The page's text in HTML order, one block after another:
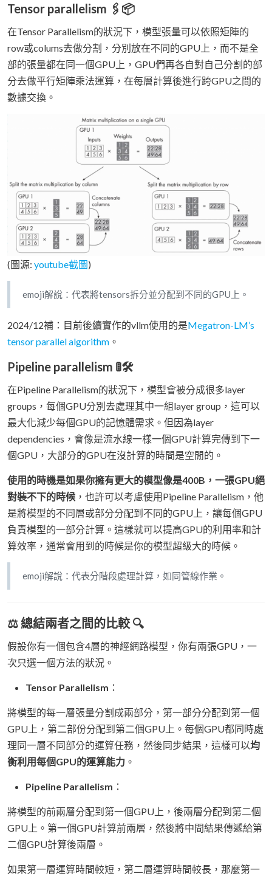
Tensor parallelism 🖇️📦
在Tensor Parallelism的狀況下，模型張量可以依照矩陣的
row或colums去做分割，分別放在不同的GPU上，而不是全
部的張量都在同一個GPU上，GPU們再各自對自己分割的部
分去做平行矩陣乘法運算，在每層計算後進行跨GPU之間的
數據交換。
(圖源: youtube截圖)
emoji解說：代表將tensors拆分並分配到不同的GPU上。
2024/12補：目前後續實作的vllm使用的是Megatron-LM’s
tensor parallel algorithm 。
Pipeline parallelism 🚦🛠️
在Pipeline Parallelism的狀況下，模型會被分成很多layer
groups，每個GPU分別去處理其中一組layer group，這可以
最大化減少每個GPU的記憶體需求。但因為layer
dependencies，會像是流水線一樣一個GPU計算完傳到下一
個GPU，大部分的GPU在沒計算的時間是空閒的。
使用的時機是如果你擁有更大的模型像是400B，一張GPU絕
對裝不下的時候 ，也許可以考慮使用Pipeline Parallelism，他
是將模型的不同層或部分分配到不同的GPU上，讓每個GPU
負責模型的一部分計算。這樣就可以提高GPU的利用率和計
算效率，通常會用到的時候是你的模型超級大的時候。
emoji解說：代表分階段處理計算，如同管線作業。
⚖️ 總結兩者之間的比較 🔍
假設你有一個包含4層的神經網路模型，你有兩張GPU，一
次只選一個方法的狀況。
Tensor Parallelism ：
將模型的每一層張量分割成兩部分，第一部分分配到第一個
GPU上，第二部份分配到第二個GPU上。每個GPU都同時處
理同一層不同部分的運算任務，然後同步結果，這樣可以均
衡利用每個GPU的運算能力 。
Pipeline Parallelism ：
將模型的前兩層分配到第一個GPU上，後兩層分配到第二個
GPU上。第一個GPU計算前兩層，然後將中間結果傳遞給第
二個GPU計算後兩層。
如果第一層運算時間較短，第二層運算時間較長，那麼第一